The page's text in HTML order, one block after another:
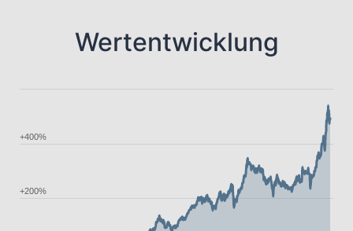
Wertentwicklung
+200%
+400%